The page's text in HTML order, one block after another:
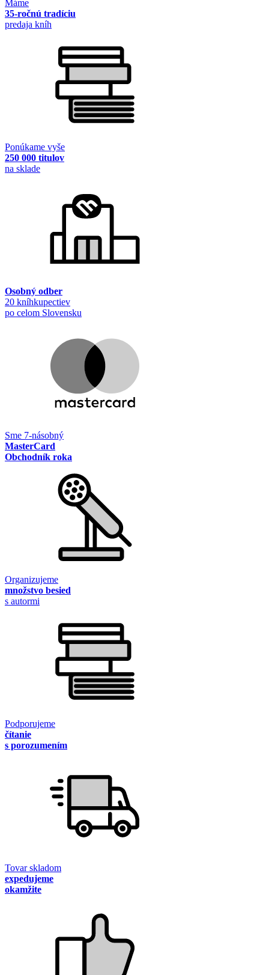
Máme
35-ročnú tradíciu
predaja kníh
Ponúkame vyše
250 000 titulov
na sklade
Osobný odber
20 kníhkupectiev
po celom Slovensku
Sme 7-násobný
MasterCard
Obchodník roka
Organizujeme
množstvo besied
s autormi
Podporujeme
čítanie
s porozumením
Tovar skladom
expedujeme
okamžite